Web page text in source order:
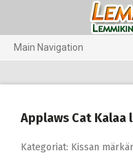
Main Navigation
Pieneläimet
Applaws Cat Kalaa
Kategoriat: Kissan